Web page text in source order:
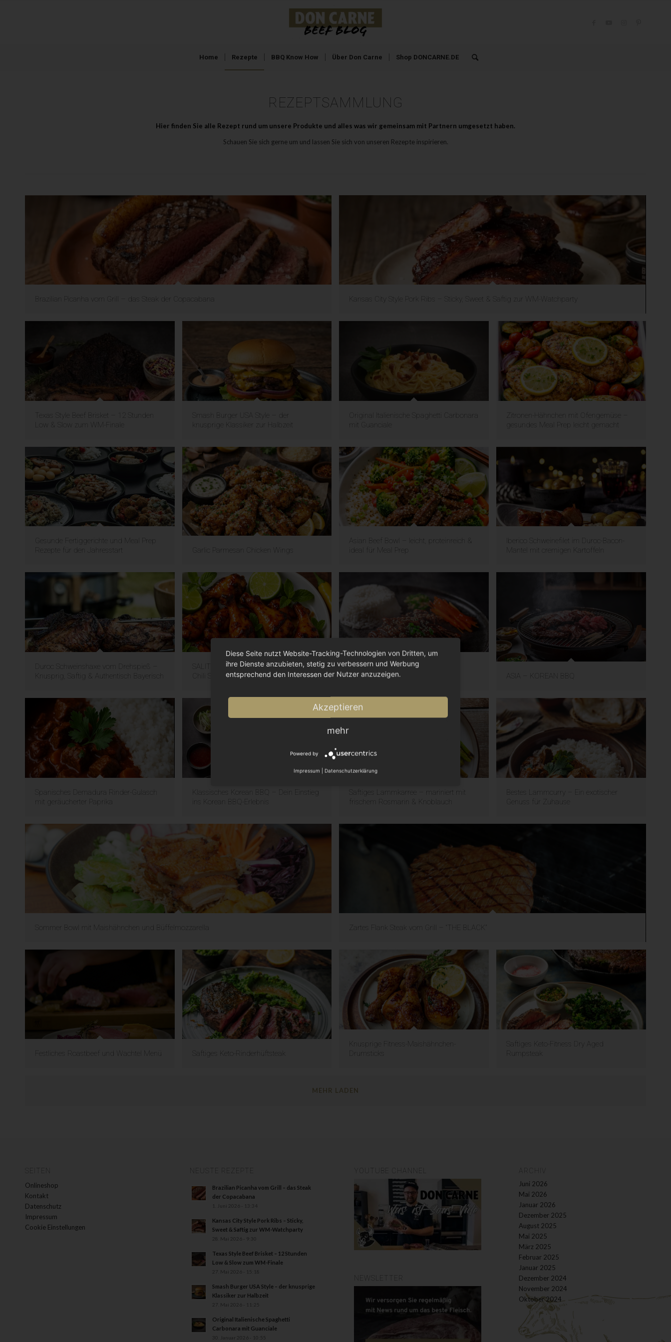
Home Rezepte BBQ Know How Über Don Carne Shop DONCARNE.DE
REZEPTSAMMLUNG
Hier finden Sie alle Rezept rund um unsere Produkte und alles was wir gemeinsam mit Partnern umgesetzt haben.
Schauen Sie sich gerne um und lassen Sie sich von unseren Rezepte inspirieren.
Brazilian Picanha vom Grill – das Steak der Copacabana Kansas City Style Pork Ribs – Sticky, Sweet & Saftig zur WM-Watchparty
Texas Style Beef Brisket – 12 Stunden
Low & Slow zum WM-Finale
Smash Burger USA Style – der
knusprige Klassiker zur Halbzeit
Original Italienische Spaghetti Carbonara
mit Guanciale
Zitronen-Hähnchen mit Ofengemüse –
gesundes Meal Prep leicht gemacht
Gesunde Fertiggerichte und Meal Prep
Rezepte für den Jahresstart
Garlic Parmesan Chicken Wings
Asian Beef Bowl – leicht, proteinreich &
ideal für Meal Prep
Iberico Schweinefilet im Duroc-Bacon-
Mantel mit cremigen Kartoffeln
Duroc Schweinshaxe vom Drehspieß –
Knusprig, Saftig & Authentisch Bayerisch
SALITOS Mojito x Don Carne Mango-
Chili Sauce – Marinade für Hähnchen
Bulgogi – Sweet Flame Bulgogi
Koreanisches Rind deluxe
ASIA – KOREAN BBQ
Spanisches Demadura Rinder-Gulasch
mit geräucherter Paprika
Klassisches Korean BBQ – Dein Einstieg
ins Korean BBQ-Erlebnis
Saftiges Lammkarree – mariniert mit
frischem Rosmarin & Knoblauch
Bestes Lammcurry – Ein exotischer
Genuss für Zuhause
Sommer Bowl mit Maishähnchen und Büffelmozzarella Zartes Flank Steak vom Grill – “THE BLACK”
Festliches Roastbeef und Wachtel Menü Saftiges Keto-Rinderhüftsteak
Knusprige Fitness-Maishähnchen-
Drumsticks
Saftiges Keto-Fitness Dry Aged
Rumpsteak
MEHR LADEN
Onlineshop
Kontakt
Datenschutz
Impressum
Cookie Einstellungen
NEUSTE REZEPTE
Brazilian Picanha vom Grill – das Steak
der Copacabana
1. Juni 2026 - 13:34
Kansas City Style Pork Ribs – Sticky,
Sweet & Saftig zur WM-Watchparty
28. Mai 2026 - 9:30
Texas Style Beef Brisket – 12 Stunden
Low & Slow zum WM-Finale
27. Mai 2026 - 15:18
Smash Burger USA Style – der knusprige
Klassiker zur Halbzeit
27. Mai 2026 - 11:25
Original Italienische Spaghetti
Carbonara mit Guanciale
30. Januar 2026 - 10:55
YOUTUBE CHANNEL
NEWSLETTER
ARCHIV
Juni 2026
Mai 2026
Januar 2026
Dezember 2025
August 2025
Mai 2025
März 2025
Februar 2025
Januar 2025
Dezember 2024
November 2024
Oktober 2024
Diese Seite nutzt Website-Tracking-Technologien von Dritten, um
ihre Dienste anzubieten, stetig zu verbessern und Werbung
entsprechend den Interessen der Nutzer anzuzeigen.
Akzeptieren
mehr
Powered by
Impressum Datenschutzerklärung